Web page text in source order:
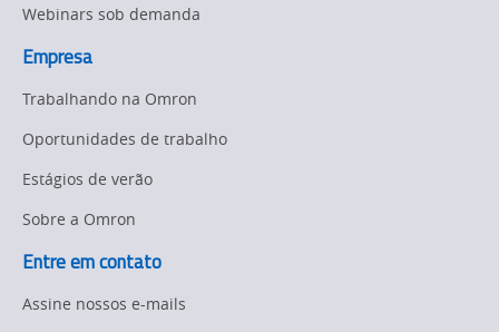
Webinars sob demanda
Empresa
Trabalhando na Omron
Oportunidades de trabalho
Estágios de verão
Sobre a Omron
Entre em contato
Assine nossos e-mails